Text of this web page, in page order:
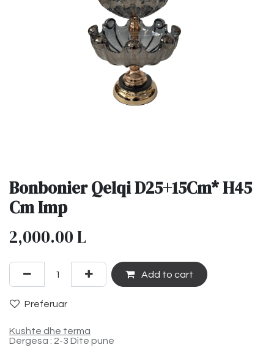
Bonbonier Qelqi D25+15Cm* H45
Cm Imp
2,000.00L
Add to cart
Preferuar
Kushte dhe terma
Dergesa : 2-3 Dite pune